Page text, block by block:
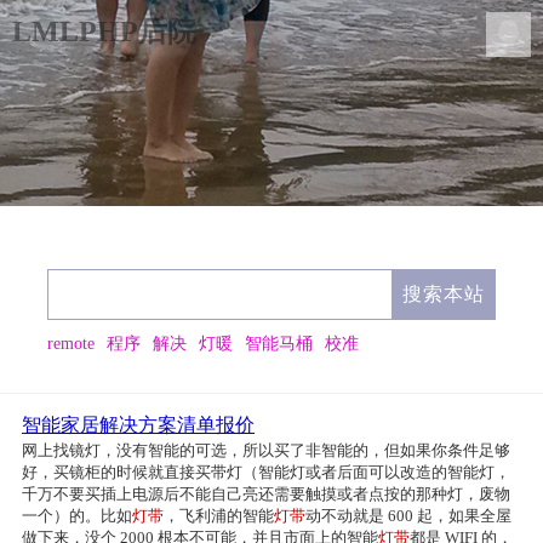
LMLPHP后院
remote 程序 解决 灯暖 智能马桶 校准
智能家居解决方案清单报价
网上找镜灯，没有智能的可选，所以买了非智能的，但如果你条件足够
好，买镜柜的时候就直接买带灯（智能灯或者后面可以改造的智能灯，
千万不要买插上电源后不能自己亮还需要触摸或者点按的那种灯，废物
一个）的。比如灯带 ，飞利浦的智能灯带动不动就是 600 起，如果全屋
做下来，没个 2000 根本不可能，并且市面上的智能灯带都是 WIFI 的，